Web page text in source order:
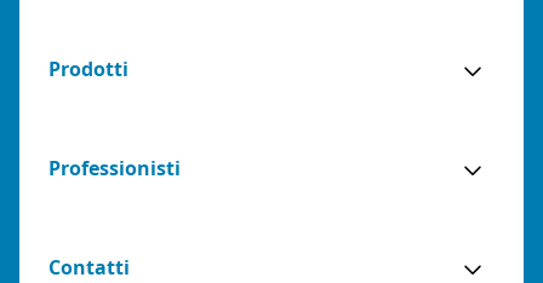
Prodotti
Professionisti
Contatti